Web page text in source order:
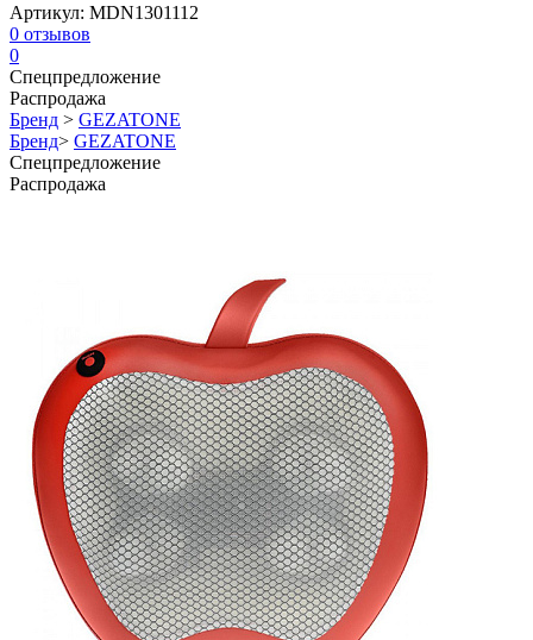
Артикул: MDN1301112
0 отзывов
0
Спецпредложение
Распродажа
Бренд > GEZATONE
Бренд> GEZATONE
Спецпредложение
Распродажа